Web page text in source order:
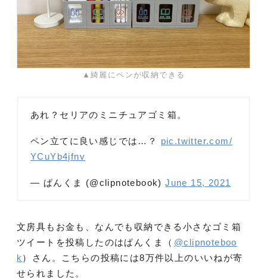
▲綺麗にペンが収納できる
あれ？セリアのミニチュアゴミ箱。
ペン立てに良い感じでは…？ pic.twitter.com/
YCuYb4jfnv
— ぱんくま (@clipnotebook)June 15, 2021
文房具もお金も、なんでも収納できる小さなゴミ箱
ツイートを投稿したのはぱんくま（ @clipnoteboo
k ）さん。こちらの投稿には8万件以上のいいねが寄
せられました。